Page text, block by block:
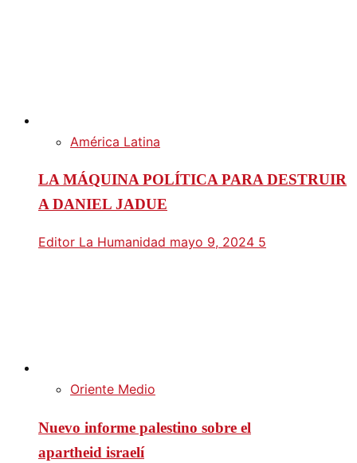
América Latina
LA MÁQUINA POLÍTICA PARA DESTRUIR
A DANIEL JADUE
Editor La Humanidad mayo 9, 2024 5
Oriente Medio
Nuevo informe palestino sobre el
apartheid israelí